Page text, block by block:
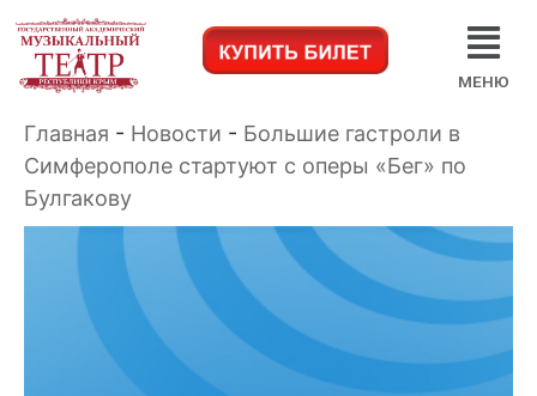
МЕНЮ
Главная - Новости - Большие гастроли в
Симферополе стартуют с оперы «Бег» по
Булгакову